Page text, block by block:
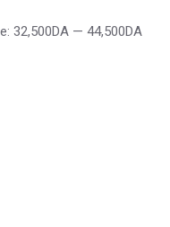
32,500DA— 44,500DA